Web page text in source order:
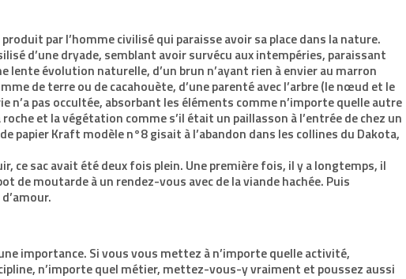
par l’homme civilisé qui paraisse avoir sa place dans la nature.
d’une dryade, semblant avoir survécu aux intempéries, paraissant
lente évolution naturelle, d’un brun n’ayant rien à envier au marron
de terre ou de cacahouète, d’une parenté avec l’arbre (le nœud et le
n’a pas occultée, absorbant les éléments comme n’importe quelle autre
et la végétation comme s’il était un paillasson à l’entrée de chez un
papier Kraft modèle n°8 gisait à l’abandon dans les collines du Dakota,
ce sac avait été deux fois plein. Une première fois, il y a longtemps, il
de moutarde à un rendez-vous avec de la viande hachée. Puis
importance. Si vous vous mettez à n’importe quelle activité,
n’importe quel métier, mettez-vous-y vraiment et poussez aussi